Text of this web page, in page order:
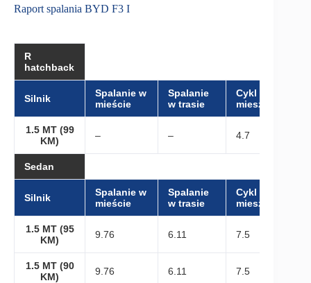
Raport spalania BYD F3 I
R
hatchback
Silnik
Spalanie w
mieście
Spalanie
w trasie
Cykl
mieszany
1.5 MT (99
KM)
– – 4.7
Sedan
Silnik
Spalanie w
mieście
Spalanie
w trasie
Cykl
mieszany
1.5 MT (95
KM)
9.76 6.11 7.5
1.5 MT (90
KM)
9.76 6.11 7.5